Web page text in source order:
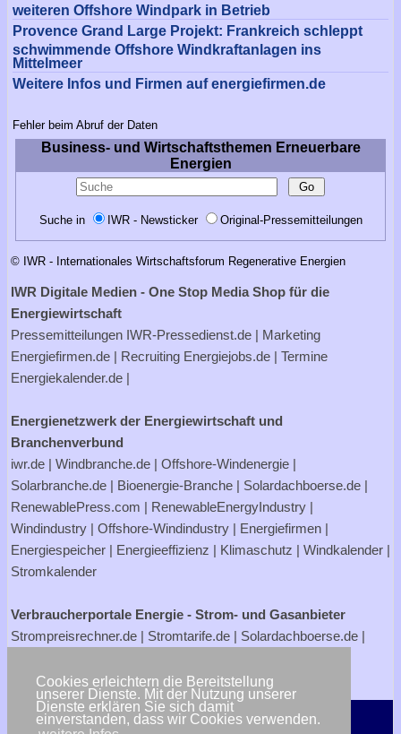
Cookies erleichtern die Bereitstellung
unserer Dienste. Mit der Nutzung unserer
Dienste erklären Sie sich damit
einverstanden, dass wir Cookies verwenden.
weiteren Offshore Windpark in Betrieb
Provence Grand Large Projekt: Frankreich schleppt
schwimmende Offshore Windkraftanlagen ins
Mittelmeer
Weitere Infos und Firmen auf energiefirmen.de
Fehler beim Abruf der Daten
Business- und Wirtschaftsthemen Erneuerbare
Energien
Suche in IWR - Newsticker Original-Pressemitteilungen
© IWR - Internationales Wirtschaftsforum Regenerative Energien
IWR Digitale Medien - One Stop Media Shop für die
Energiewirtschaft
Pressemitteilungen IWR-Pressedienst.de | Marketing
Energiefirmen.de | Recruiting Energiejobs.de | Termine
Energiekalender.de |
Energienetzwerk der Energiewirtschaft und
Branchenverbund
iwr.de | Windbranche.de | Offshore-Windenergie |
Solarbranche.de | Bioenergie-Branche | Solardachboerse.de |
RenewablePress.com | RenewableEnergyIndustry |
Windindustry | Offshore-Windindustry | Energiefirmen |
Energiespeicher | Energieeffizienz | Klimaschutz | Windkalender |
Stromkalender
Verbraucherportale Energie - Strom- und Gasanbieter
Strompreisrechner.de | Stromtarife.de | Solardachboerse.de |
<< zurück